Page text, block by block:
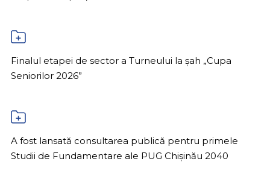
Finalul etapei de sector a Turneului la șah „Cupa
Seniorilor 2026”
A fost lansată consultarea publică pentru primele
Studii de Fundamentare ale PUG Chișinău 2040